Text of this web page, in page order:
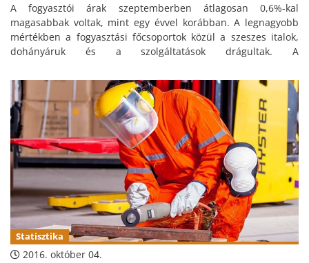
A fogyasztói árak szeptemberben átlagosan 0,6%-kal
magasabbak voltak, mint egy évvel korábban. A legnagyobb
mértékben a fogyasztási főcsoportok közül a szeszes italok,
dohányáruk és a szolgáltatások drágultak. A
(3,9%-kal a tavaly szeptemberinél, azonban ez az árcsökkenés
már sokkal kisebb, mint a korábbi hónapokban – közölte a
Statisztikai Hivatal.
Statisztika
2016. október 04.